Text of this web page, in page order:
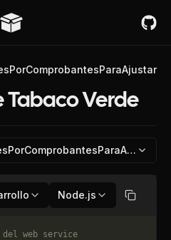
Tabaco Verde
Node.js Copiar
web service